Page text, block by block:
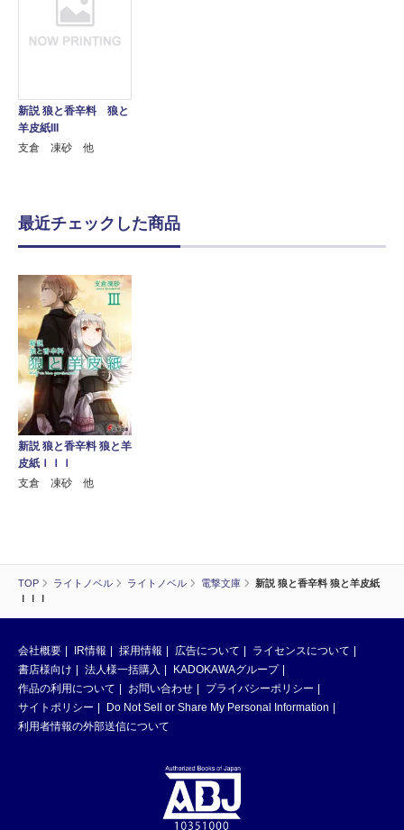
TOP ライトノベル ライトノベル 電撃文庫
新説 狼と香辛料 狼と羊皮紙
ＩＩＩ
新説 狼と香辛料 狼と
羊皮紙III
支倉 凍砂 他
最近チェックした商品
新説 狼と香辛料 狼と羊
皮紙ＩＩＩ
支倉 凍砂 他
会社概要 IR情報 採用情報 広告について
ライセンスについて
書店様向け
法人様一括購入
KADOKAWAグループ
作品の利用について
お問い合わせ
プライバシーポリシー
サイトポリシー
Do Not Sell or Share My Personal Information
利用者情報の外部送信について